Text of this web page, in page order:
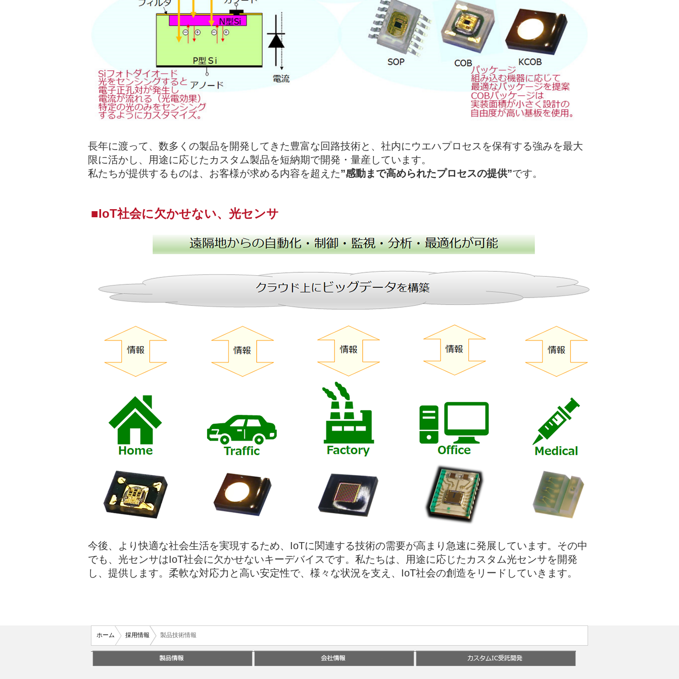
長年に渡って、数多くの製品を開発してきた豊富な回路技術と、社内にウエハプロセスを保有する強みを最大
限に活かし、用途に応じたカスタム製品を短納期で開発・量産しています。
私たちが提供するものは、お客様が求める内容を超えた”感動まで高められたプロセスの提供”です。
■IoT社会に欠かせない、光センサ
今後、より快適な社会生活を実現するため、IoTに関連する技術の需要が高まり急速に発展しています。その中
でも、光センサはIoT社会に欠かせないキーデバイスです。私たちは、用途に応じたカスタム光センサを開発
し、提供します。柔軟な対応力と高い安定性で、様々な状況を支え、IoT社会の創造をリードしていきます。
ホーム 採用情報 製品技術情報